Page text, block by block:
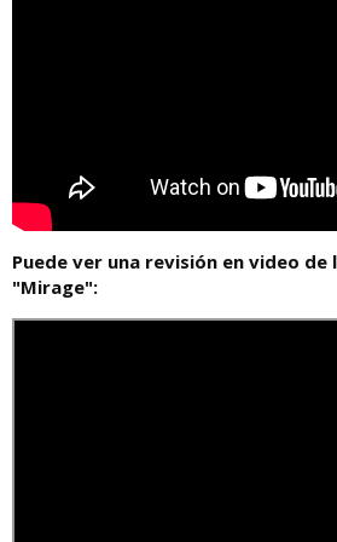
Puede ver una revisión en video de
"Mirage":